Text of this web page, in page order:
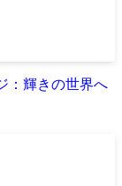
：輝きの世界へ